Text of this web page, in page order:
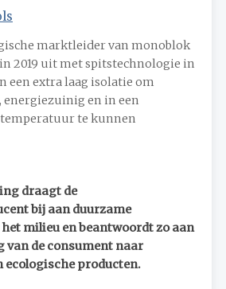
marktleider van monoblok
2019 uit met spitstechnologie in
een extra laag isolatie om
en in een
te kunnen
draagt de
bij aan duurzame
milieu en beantwoordt zo aan
van de consument naar
ecologische producten.